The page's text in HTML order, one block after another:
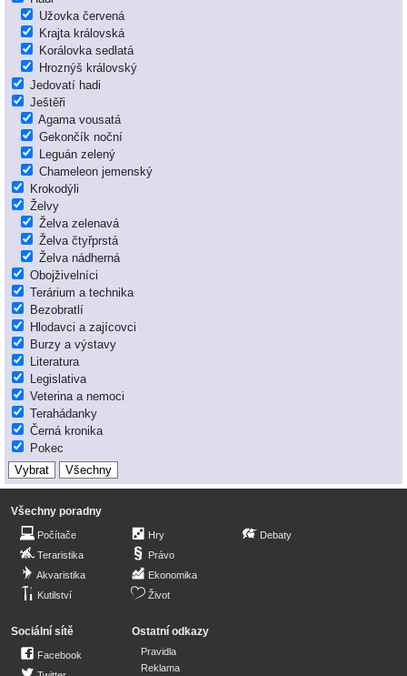
Užovka červená
Krajta královská
Korálovka sedlatá
Hroznýš královský
Jedovatí hadi
Ještěři
Agama vousatá
Gekončík noční
Leguán zelený
Chameleon jemenský
Krokodýli
Želvy
Želva zelenavá
Želva čtyřprstá
Želva nádherná
Obojživelníci
Terárium a technika
Bezobratlí
Hlodavci a zajícovci
Burzy a výstavy
Literatura
Legislativa
Veterina a nemoci
Terahádanky
Černá kronika
Pokec
Všechny poradny
Počítače
Teraristika
Akvaristika
Kutilství
Hry
Právo
Ekonomika
Život
Debaty
Sociální sítě
Facebook
Ostatní odkazy
Pravidla
Reklama